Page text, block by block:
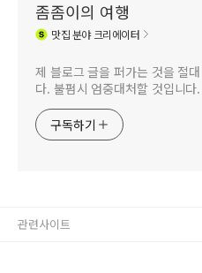
좀좀이의 여행
맛집분야 크리에이터
제 블로그 글을 퍼가는 것을 절
다. 불펌시 엄중대처할 것입니다.
구독하기
관련사이트